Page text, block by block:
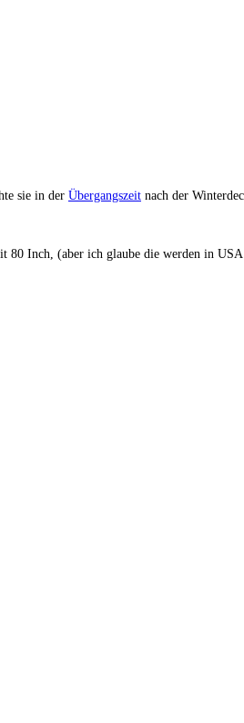
sie in der Übergangszeit nach der
Inch, (aber ich glaube die werden in